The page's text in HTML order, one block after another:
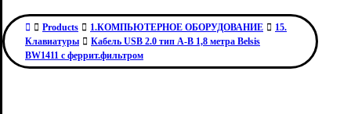
Products 1.КОМПЬЮТЕРНОЕ ОБОРУДОВАНИЕ
15.
Клавиатуры
Кабель USB 2.0 тип A-B 1,8 метра Belsis
BW1411 с феррит.фильтром